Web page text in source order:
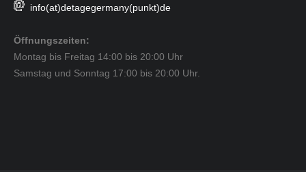
info(at)detagegermany(punkt)de
Öffnungszeiten:
Montag bis Freitag 14:00 bis 20:00 Uhr
Samstag und Sonntag 17:00 bis 20:00 Uhr.